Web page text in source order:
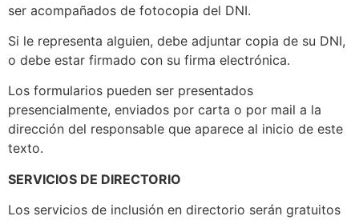
ser acompañados de fotocopia del DNI.
Si le representa alguien, debe adjuntar copia de su DNI,
o debe estar firmado con su firma electrónica.
Los formularios pueden ser presentados
presencialmente, enviados por carta o por mail a la
dirección del responsable que aparece al inicio de este
texto.
SERVICIOS DE DIRECTORIO
Los servicios de inclusión en directorio serán gratuitos